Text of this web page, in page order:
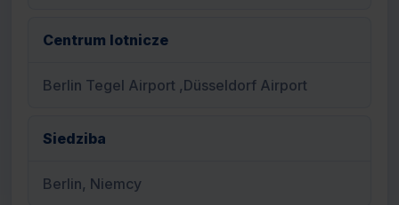
Centrum lotnicze
Berlin Tegel Airport ,Düsseldorf Airport
Siedziba
Berlin, Niemcy